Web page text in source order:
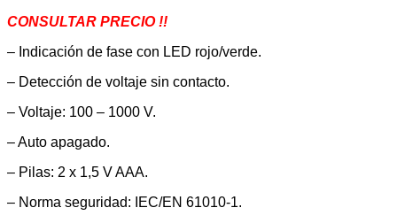
cantidad
CONSULTAR PRECIO !!
– Indicación de fase con LED rojo/verde.
– Detección de voltaje sin contacto.
– Voltaje: 100 – 1000 V.
– Auto apagado.
– Pilas: 2 x 1,5 V AAA.
– Norma seguridad: IEC/EN 61010-1.